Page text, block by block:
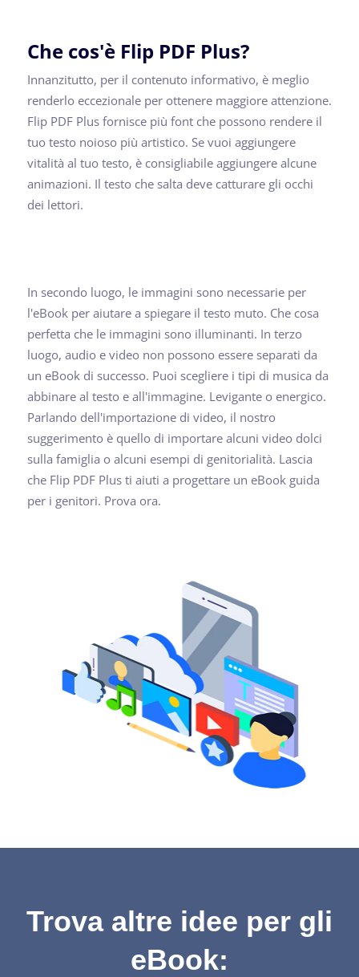
Che cos'è Flip PDF Plus?
Innanzitutto, per il contenuto informativo, è meglio
renderlo eccezionale per ottenere maggiore attenzione.
Flip PDF Plus fornisce più font che possono rendere il
tuo testo noioso più artistico. Se vuoi aggiungere
vitalità al tuo testo, è consigliabile aggiungere alcune
animazioni. Il testo che salta deve catturare gli occhi
dei lettori.
In secondo luogo, le immagini sono necessarie per
l'eBook per aiutare a spiegare il testo muto. Che cosa
perfetta che le immagini sono illuminanti. In terzo
luogo, audio e video non possono essere separati da
un eBook di successo. Puoi scegliere i tipi di musica da
abbinare al testo e all'immagine. Levigante o energico.
Parlando dell'importazione di video, il nostro
suggerimento è quello di importare alcuni video dolci
sulla famiglia o alcuni esempi di genitorialità. Lascia
che Flip PDF Plus ti aiuti a progettare un eBook guida
per i genitori. Prova ora.
Trova altre idee per gli
eBook: